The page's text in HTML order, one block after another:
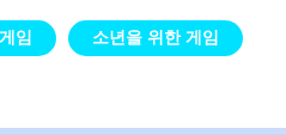
임 소년을 위한 게임